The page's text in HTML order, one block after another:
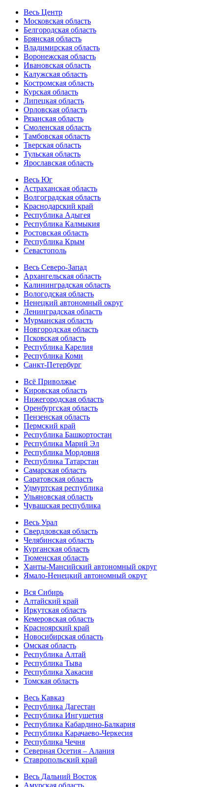
Весь Центр
Московская область
Белгородская область
Брянская область
Владимирская область
Воронежская область
Ивановская область
Калужская область
Костромская область
Курская область
Липецкая область
Орловская область
Рязанская область
Смоленская область
Тамбовская область
Тверская область
Тульская область
Ярославская область
Весь Юг
Астраханская область
Волгоградская область
Краснодарский край
Республика Адыгея
Республика Калмыкия
Ростовская область
Республика Крым
Севастополь
Весь Северо-Запад
Архангельская область
Калининградская область
Вологодская область
Ненецкий автономный округ
Ленинградская область
Мурманская область
Новгородская область
Псковская область
Республика Карелия
Республика Коми
Санкт-Петербург
Всё Приволжье
Кировская область
Нижегородская область
Оренбургская область
Пензенская область
Пермский край
Республика Башкортостан
Республика Марий Эл
Республика Мордовия
Республика Татарстан
Самарская область
Саратовская область
Удмуртская республика
Ульяновская область
Чувашская республика
Весь Урал
Свердловская область
Челябинская область
Курганская область
Тюменская область
Ханты-Мансийский автономный округ
Ямало-Ненецкий автономный округ
Вся Сибирь
Алтайский край
Иркутская область
Кемеровская область
Красноярский край
Новосибирская область
Омская область
Республика Алтай
Республика Тыва
Республика Хакасия
Томская область
Весь Кавказ
Республика Дагестан
Республика Ингушетия
Республика Кабардино-Балкария
Республика Карачаево-Черкесия
Республика Чечня
Северная Осетия – Алания
Ставропольский край
Весь Дальний Восток
Амурская область